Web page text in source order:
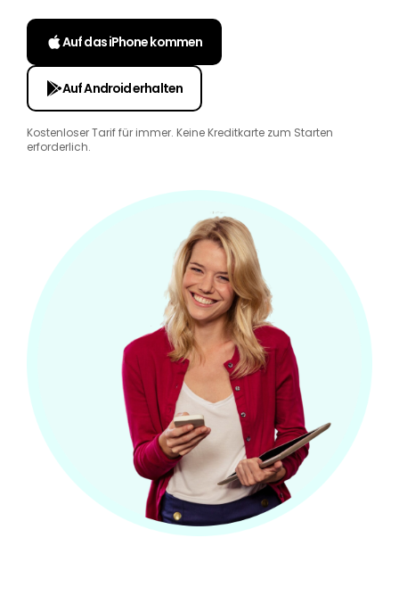
Auf das iPhone kommen
Auf Android erhalten
Kostenloser Tarif für immer. Keine Kreditkarte zum Starten
erforderlich.